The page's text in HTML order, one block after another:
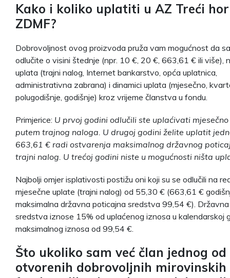
Kako i koliko uplatiti u AZ Treći
ZDMF?
Dobrovoljnost ovog proizvoda pruža vam mogućnost da
odlučite o visini štednje (npr. 10 €, 20 €, 663,61 € ili više),
uplata (trajni nalog, Internet bankarstvo, opća uplatnica,
administrativna zabrana) i dinamici uplata (mjesečno,
polugodišnje, godišnje) kroz vrijeme članstva u fondu.
Primjerice: U prvoj godini odlučili ste uplaćivati
putem trajnog naloga. U drugoj godini želite uplatit
663,61 € radi ostvarenja maksimalnog državnog
trajni nalog. U trećoj godini niste u mogućnosti ništa
Najbolji omjer isplativosti postižu oni koji su se odlučili na
mjesečne uplate (trajni nalog) od 55,30 € (663,61 €
maksimalna državna poticajna sredstva 99,54 €).
sredstva iznose 15% od uplaćenog iznosa u kalendarskoj
maksimalnog iznosa od 99,54 €.
Što ukoliko sam već član jednog od
otvorenih dobrovoljnih mirovinskih